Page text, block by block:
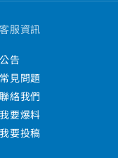
客服資訊
公告
常見問題
聯絡我們
我要爆料
我要投稿